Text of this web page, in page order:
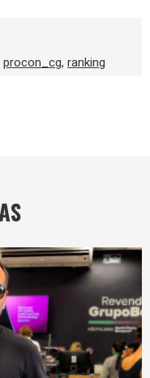
procon_cg, ranking